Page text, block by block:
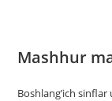
Mashhur
Boshlang’ich